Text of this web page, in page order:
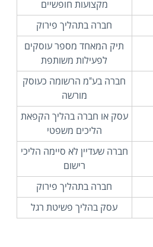
מקצועות חופשיים
חברה בתהליך פירוק
תיק המאחד מספר עוסקים
לפעילות משותפת
חברה בע"מ הרשומה כעוסק
מורשה
עסק או חברה בהליך הקפאת
הליכים משפטי
חברה שעדיין לא סיימה הליכי
רישום
חברה בתהליך פירוק
עסק בהליך פשיטת רגל